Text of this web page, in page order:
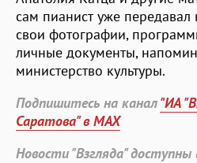
сам пианист уже
свои фотографии,
личные документы,
министерство культуры.
Подпишитесь на канал"ИА
Саратова" в MAX
Новости "Взгляда"